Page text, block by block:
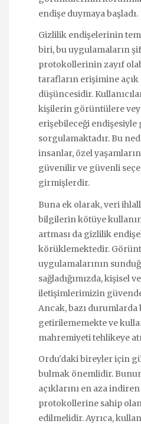
endişe duymaya başladı.
Gizlilik endişelerinin
biri, bu uygulamaların
protokollerinin zayıf
tarafların erişimine açık
düşüncesidir.
kişilerin görüntülere
erişebileceği
sorgulamaktadır. Bu
insanlar, özel
güvenilir ve güvenli
girmişlerdir.
Buna ek olarak, veri
bilgilerin kötüye
artması da gizlilik
körüklemektedir.
uygulamalarının
sağladığımızda, kişisel
iletişimlerimizin
Ancak, bazı
getirilememekte ve
mahremiyeti tehlikeye
Ordu'daki bireyler için
bulmak önemlidir.
açıklarını en aza
protokollerine sahip
edilmelidir. Ayrıca,